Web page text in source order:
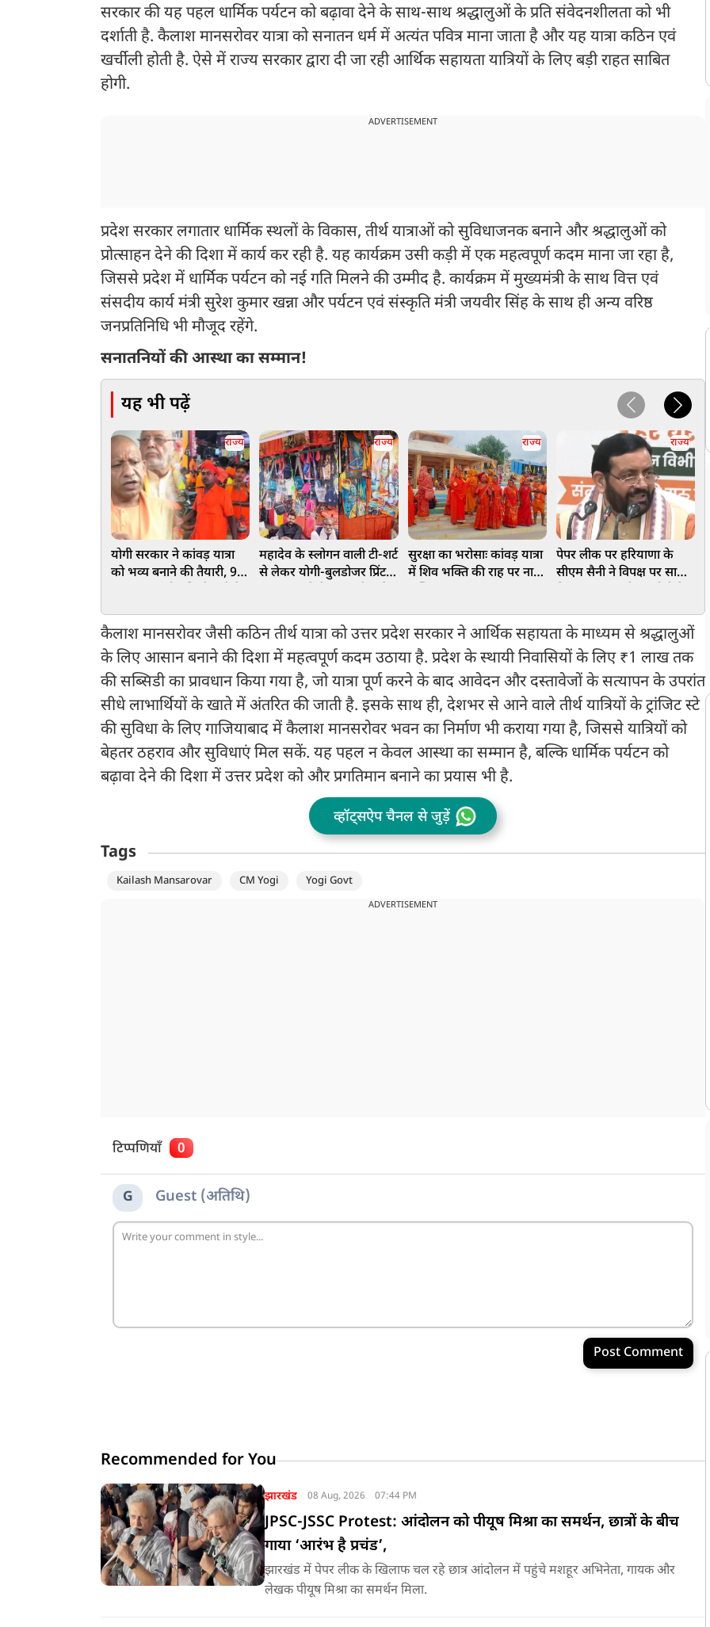
सरकार की यह पहल धार्मिक पर्यटन को बढ़ावा देने के साथ-साथ श्रद्धालुओं के प्रति संवेदनशीलता को भी
दर्शाती है. कैलाश मानसरोवर यात्रा को सनातन धर्म में अत्यंत पवित्र माना जाता है और यह यात्रा कठिन एवं
खर्चीली होती है. ऐसे में राज्य सरकार द्वारा दी जा रही आर्थिक सहायता यात्रियों के लिए बड़ी राहत साबित
होगी.
ADVERTISEMENT
प्रदेश सरकार लगातार धार्मिक स्थलों के विकास, तीर्थ यात्राओं को सुविधाजनक बनाने और श्रद्धालुओं को
प्रोत्साहन देने की दिशा में कार्य कर रही है. यह कार्यक्रम उसी कड़ी में एक महत्वपूर्ण कदम माना जा रहा है,
जिससे प्रदेश में धार्मिक पर्यटन को नई गति मिलने की उम्मीद है. कार्यक्रम में मुख्यमंत्री के साथ वित्त एवं
संसदीय कार्य मंत्री सुरेश कुमार खन्ना और पर्यटन एवं संस्कृति मंत्री जयवीर सिंह के साथ ही अन्य वरिष्ठ
जनप्रतिनिधि भी मौजूद रहेंगे.
सनातनियों की आस्था का सम्मान!
यह भी पढ़ें
राज्य
योगी सरकार ने कांवड़ यात्रा
को भव्य बनाने की तैयारी, 9-
होगा पुष्पवर्षा से स्वागत
राज्य
महादेव के स्लोगन वाली टी-शर्ट
से लेकर योगी-बुलडोजर प्रिंट
दुकानदारों की भी चांदी
राज्य
सुरक्षा का भरोसाः कांवड़ यात्रा
में शिव भक्ति की राह पर नारी
राज्य
पेपर लीक पर हरियाणा के
सीएम सैनी ने विपक्ष पर साधा
कैलाश मानसरोवर जैसी कठिन तीर्थ यात्रा को उत्तर प्रदेश सरकार ने आर्थिक सहायता के माध्यम से श्रद्धालुओं
के लिए आसान बनाने की दिशा में महत्वपूर्ण कदम उठाया है. प्रदेश के स्थायी निवासियों के लिए ₹1 लाख तक
की सब्सिडी का प्रावधान किया गया है, जो यात्रा पूर्ण करने के बाद आवेदन और दस्तावेजों के सत्यापन के उपरांत
सीधे लाभार्थियों के खाते में अंतरित की जाती है. इसके साथ ही, देशभर से आने वाले तीर्थ यात्रियों के ट्रांजिट स्टे
की सुविधा के लिए गाजियाबाद में कैलाश मानसरोवर भवन का निर्माण भी कराया गया है, जिससे यात्रियों को
बेहतर ठहराव और सुविधाएं मिल सकें. यह पहल न केवल आस्था का सम्मान है, बल्कि धार्मिक पर्यटन को
बढ़ावा देने की दिशा में उत्तर प्रदेश को और प्रगतिमान बनाने का प्रयास भी है.
व्हॉट्सऐप चैनल से जुड़ें
Tags
Kailash Mansarovar CM Yogi Yogi Govt
ADVERTISEMENT
टिप्पणियाँ 0
G Guest (अतिथि)
Post Comment
Recommended for You
झारखंड 08 Aug, 2026 07:44 PM
JPSC-JSSC Protest: आंदोलन को पीयूष मिश्रा का समर्थन, छात्रों के बीच
गाया ‘आरंभ है प्रचंड’,
झारखंड में पेपर लीक के खिलाफ चल रहे छात्र आंदोलन में पहुंचे मशहूर अभिनेता, गायक और
लेखक पीयूष मिश्रा का समर्थन मिला.